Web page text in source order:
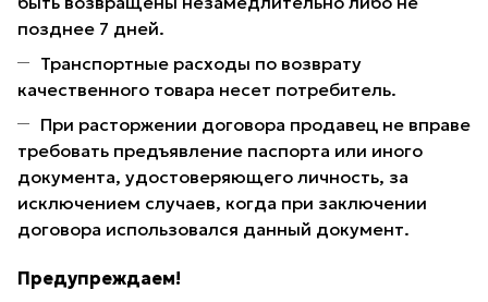
позднее 7 дней.
Транспортные расходы по возврату
качественного товара несет потребитель.
При расторжении договора продавец не вправе
требовать предъявление паспорта или иного
документа, удостоверяющего личность, за
исключением случаев, когда при заключении
договора использовался данный документ.
Предупреждаем!